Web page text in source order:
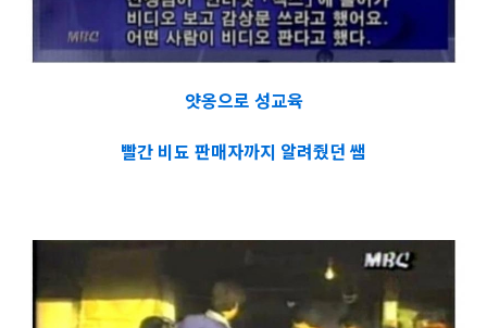
얏옹으로 성교육
빨간 비됴 판매자까지 알려줬던 쌤